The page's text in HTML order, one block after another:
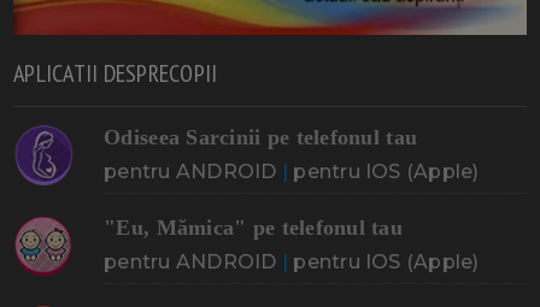
APLICATII DESPRECOPII
Odiseea Sarcinii pe telefonul tau
pentru ANDROID | pentru IOS (Apple)
"Eu, Mămica" pe telefonul tau
pentru ANDROID | pentru IOS (Apple)